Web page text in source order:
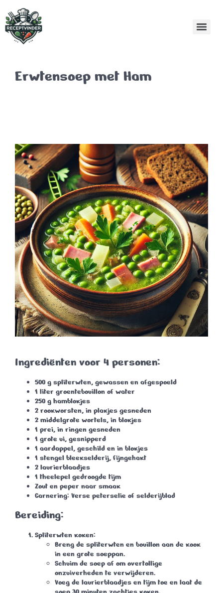
Erwtensoep met Ham
Ingrediënten voor 4 personen:
500 g spliterwten, gewassen en afgespoeld
1 liter groentebouillon of water
250 g hamblokjes
2 rookworsten, in plakjes gesneden
2 middelgrote wortels, in blokjes
1 prei, in ringen gesneden
1 grote ui, gesnipperd
1 aardappel, geschild en in blokjes
1 stengel bleekselderij, fijngehakt
2 laurierblaadjes
1 theelepel gedroogde tijm
Zout en peper naar smaak
Garnering: Verse peterselie of selderijblad
Bereiding:
Spliterwten koken:
Breng de spliterwten en bouillon aan de kook
in een grote soeppan.
Schuim de soep af om overtollige
onzuiverheden te verwijderen.
Voeg de laurierblaadjes en tijm toe en laat de